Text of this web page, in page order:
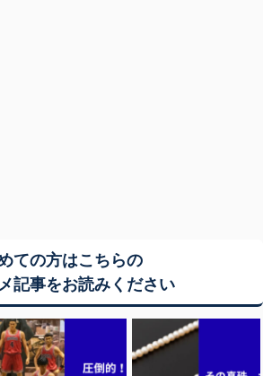
ての方はこちらの
記事をお読みください